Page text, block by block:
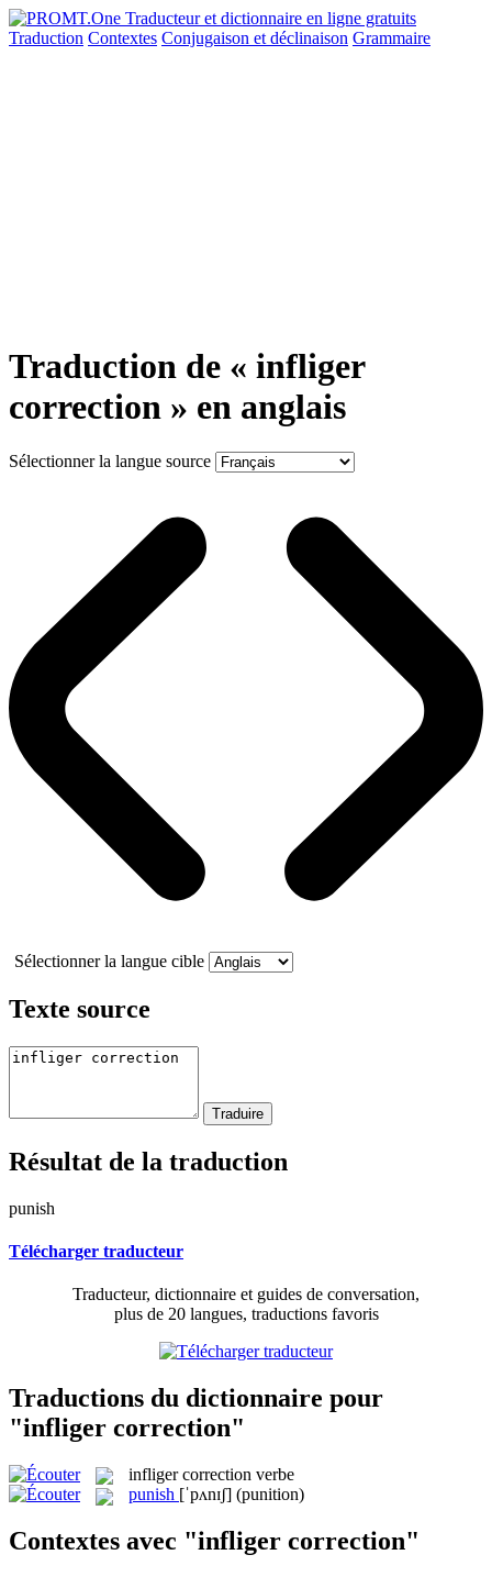
Traduction Contextes Conjugaison et déclinaison Grammaire
Traduction de « infliger
correction » en anglais
Sélectionner la langue source
Sélectionner la langue cible
Texte source
Résultat de la traduction
punish
Télécharger traducteur
Traducteur, dictionnaire et guides de conversation,
plus de 20 langues, traductions favoris
Traductions du dictionnaire pour
"infliger correction"
infliger correction verbe
punish [ˈpʌnɪʃ] (punition)
Contextes avec "infliger correction"